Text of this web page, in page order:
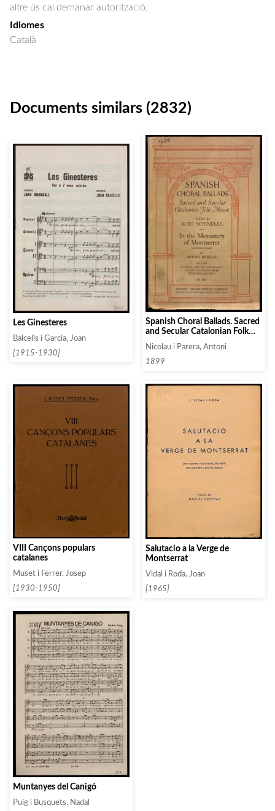
altre ús cal demanar autorització.
Idiomes
Català
Documents similars (2832)
Les Ginesteres
Balcells i Garcia, Joan
[1915-1930]
Spanish Choral Ballads. Sacred
and Secular Catalonian Folk
Montserrat (La Mort del
Escolá)
Nicolau i Parera, Antoni
1899
VIII Cançons populars
catalanes
Muset i Ferrer, Josep
[1930-1950]
Salutacio a la Verge de
Montserrat
Vidal i Roda, Joan
[1965]
Muntanyes del Canigó
Puig i Busquets, Nadal